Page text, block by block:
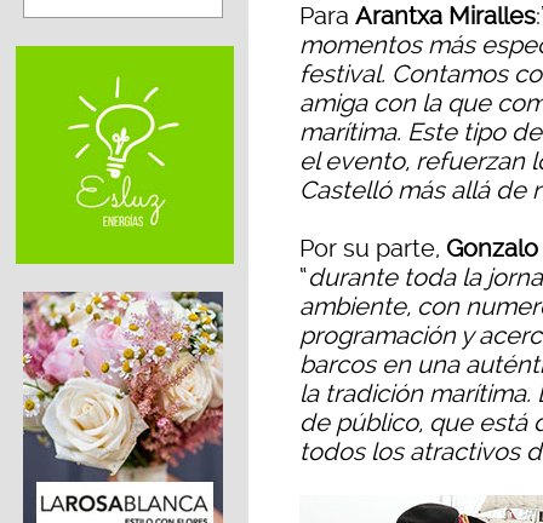
Para Arantxa Miralles
momentos más
festival. Contamos
amiga con la que
marítima. Este tipo
el evento, refuerzan
Castelló más allá de
Por su parte,
“durante toda la
ambiente, con
programación y
barcos en una
la tradición marítima.
de público, que está
todos los atractivos